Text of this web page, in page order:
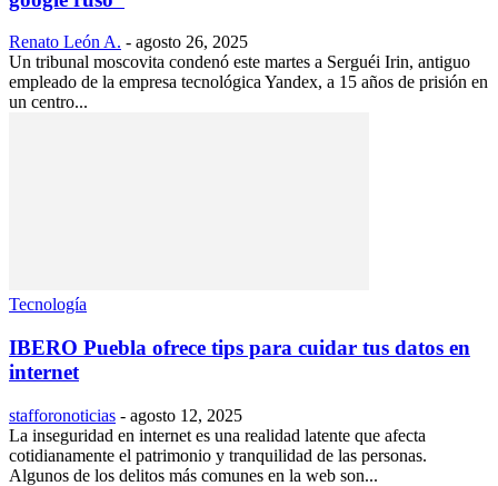
Renato León A. - agosto 26, 2025
Un tribunal moscovita condenó este martes a Serguéi Irin, antiguo
empleado de la empresa tecnológica Yandex, a 15 años de prisión en
un centro...
Tecnología
IBERO Puebla ofrece tips para cuidar tus datos en
internet
stafforonoticias - agosto 12, 2025
La inseguridad en internet es una realidad latente que afecta
cotidianamente el patrimonio y tranquilidad de las personas.
Algunos de los delitos más comunes en la web son...